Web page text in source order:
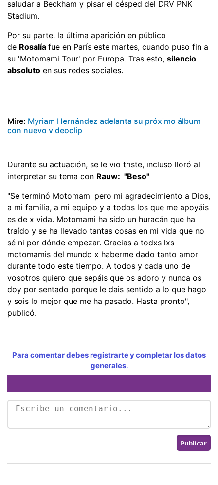
saludar a Beckham y pisar el césped del DRV PNK
Stadium.
Por su parte, la última aparición en público
de Rosalía fue en París este martes, cuando puso fin a
su 'Motomami Tour' por Europa. Tras esto, silencio
absoluto en sus redes sociales.
Mire: Myriam Hernández adelanta su próximo álbum
con nuevo videoclip
Durante su actuación, se le vio triste, incluso lloró al
interpretar su tema con Rauw: "Beso"
"Se terminó Motomami pero mi agradecimiento a Dios,
a mi familia, a mi equipo y a todos los que me apoyáis
es de x vida. Motomami ha sido un huracán que ha
traído y se ha llevado tantas cosas en mi vida que no
sé ni por dónde empezar. Gracias a todxs lxs
motomamis del mundo x haberme dado tanto amor
durante todo este tiempo. A todos y cada uno de
vosotros quiero que sepáis que os adoro y nunca os
doy por sentado porque le dais sentido a lo que hago
y sois lo mejor que me ha pasado. Hasta pronto",
publicó.
Para comentar debes registrarte y completar los datos
generales.